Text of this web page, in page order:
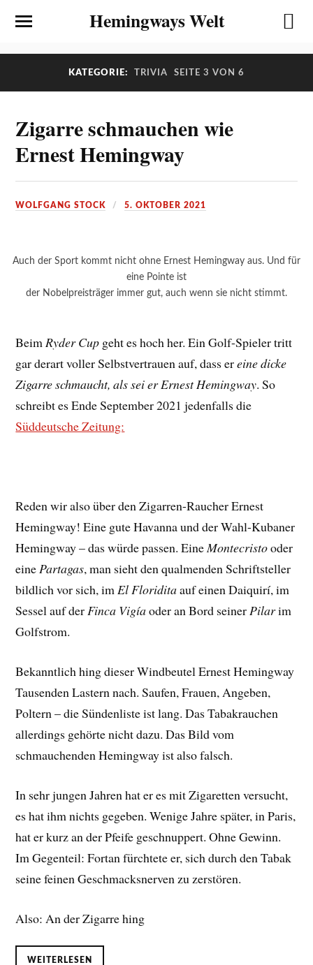
Hemingways Welt
KATEGORIE: TRIVIA SEITE 3 VON 6
Zigarre schmauchen wie
Ernest Hemingway
WOLFGANG STOCK 5. OKTOBER 2021
Auch der Sport kommt nicht ohne Ernest Hemingway aus. Und für
eine Pointe ist
der Nobelpreisträger immer gut, auch wenn sie nicht stimmt.
BeimRyder Cup geht es hoch her. Ein Golf-Spieler tritt
gar derart voller Selbstvertrauen auf, dass ereine dicke
Zigarre schmaucht, als sei er Ernest Hemingway. So
schreibt es Ende September 2021 jedenfalls die
Süddeutsche Zeitung:
Reden wir also über den Zigarren-Raucher Ernest
Hemingway! Eine gute Havanna und der Wahl-Kubaner
Hemingway – das würde passen. EineMontecristooder
einePartagas, man sieht den qualmenden Schriftsteller
bildlich vor sich, imEl Floriditaauf einen Daiquirí, im
Sessel auf derFinca Vigíaoder an Bord seinerPilarim
Golfstrom.
Bekanntlich hing dieser Windbeutel Ernest Hemingway
Tausenden Lastern nach. Saufen, Frauen, Angeben,
Poltern – die Sündenliste ist lang. Das Tabakrauchen
allerdings gehörte nicht dazu. Das Bild vom
schmauchenden Hemingway ist also falsch.
In sehr jungen Jahren hat er es mit Zigaretten versucht,
es hat ihm nichts gegeben. Wenige Jahre später, in Paris,
hat er kurz an der Pfeife geschnuppert. Ohne Gewinn.
Im Gegenteil: Fortan fürchtete er, sich durch den Tabak
seine feinen Geschmacksnerven zu zerstören.
Also: An der Zigarre hing
WEITERLESEN